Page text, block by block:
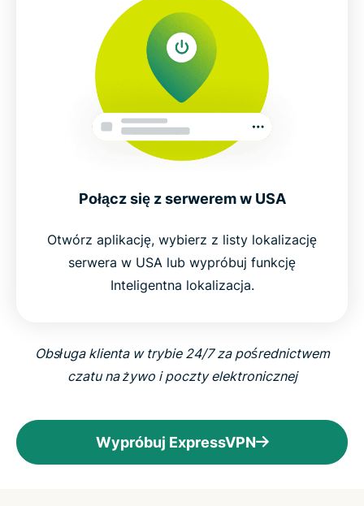
Połącz się z serwerem w USA
Otwórz aplikację, wybierz z listy lokalizację
serwera w USA lub wypróbuj funkcję
Inteligentna lokalizacja.
Obsługa klienta w trybie 24/7 za pośrednictwem
czatu na żywo i poczty elektronicznej
Wypróbuj ExpressVPN